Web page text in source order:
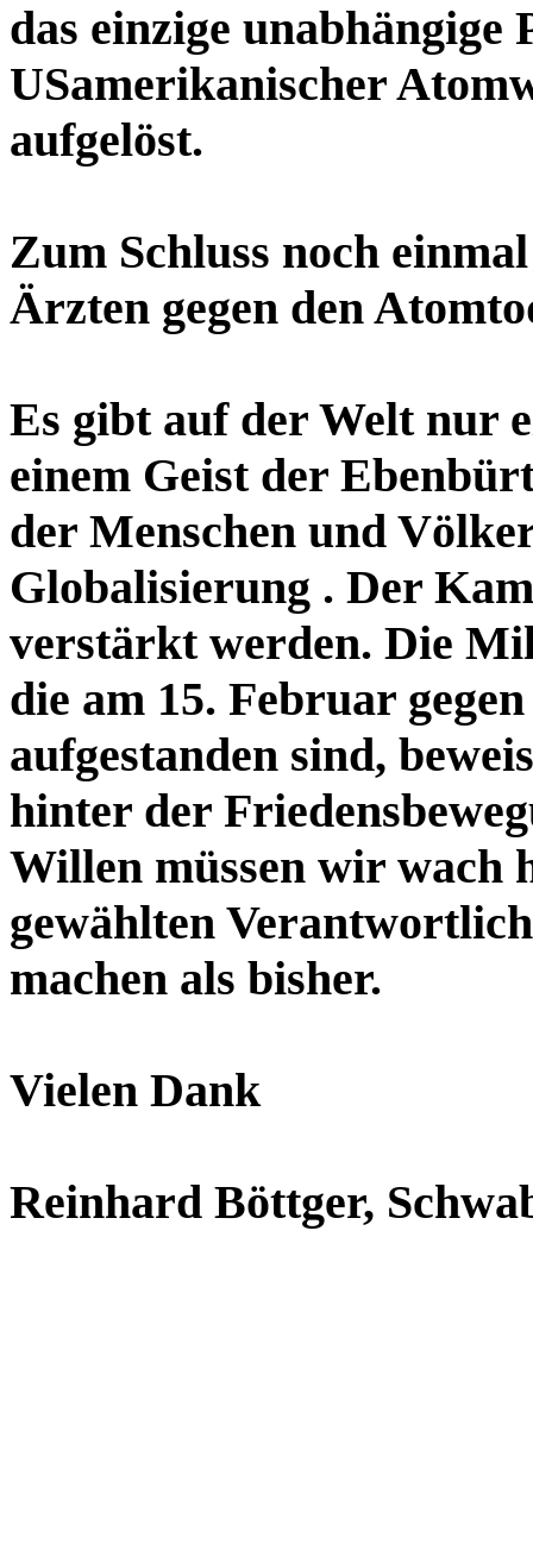
das einzige unabhängige
USamerikanischer
aufgelöst.
Zum Schluss noch
Ärzten gegen den
Es gibt auf der Welt nur
einem Geist der
der Menschen und
Globalisierung . Der
verstärkt werden. Die
die am 15. Februar
aufgestanden sind,
hinter der
Willen müssen wir wach
gewählten
machen als bisher.
Vielen Dank
Reinhard Böttger,